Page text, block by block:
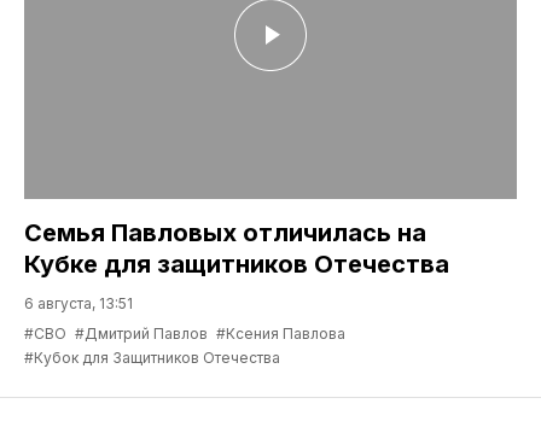
Семья Павловых отличилась на
Кубке для защитников Отечества
6 августа, 13:51
#СВО #Дмитрий Павлов #Ксения Павлова
#Кубок для Защитников Отечества